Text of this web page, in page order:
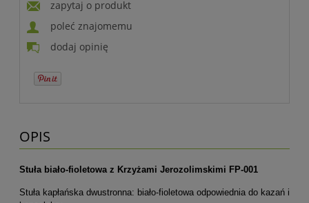
zapytaj o produkt
poleć znajomemu
dodaj opinię
OPIS
Stuła biało-fioletowa z Krzyżami Jerozolimskimi FP-001
Stuła kapłańska dwustronna: biało-fioletowa odpowiednia do kazań i